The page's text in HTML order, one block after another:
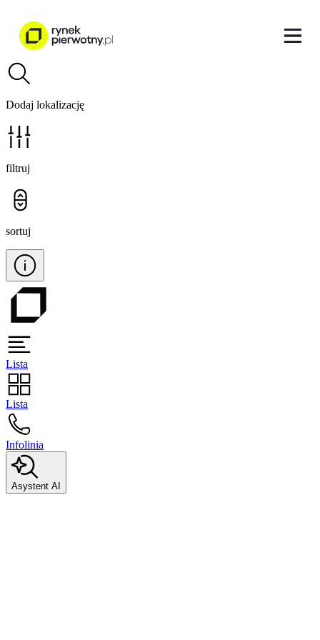
Dodaj lokalizację
filtruj
sortuj
Lista
Lista
Infolinia
Asystent AI